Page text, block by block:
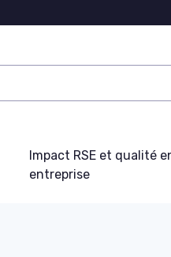
Impact RSE et qualité
entreprise